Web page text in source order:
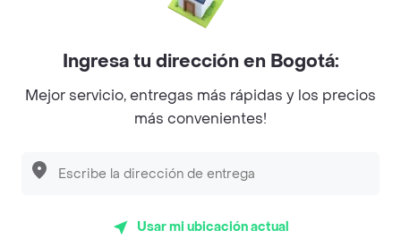
Sobre Rappi
Facebook
TwitterInstagram
Ingresa tu dirección en Bogotá:
Mejor servicio, entregas más rápidas y los precios
más convenientes!
Usar mi ubicación actual